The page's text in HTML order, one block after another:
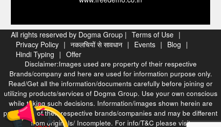
All rights reserved by Dogma Group | Terms of Use |
Privacy Policy | नकलचियों से सावधान | Events | Blog |
Hindi Typing | Offer
Disclaimer:Images used are property of their respective
Brands/company and here are used for information purpose only.
Read/Get all the information/documents carefully before joining or
utilizing products/services of Dogma Group. Use your own conscious
while taking such decisions. Information/images shown herein are
properties of their respective brands/companies and may be different
from originals/ Incomplete. For info/T&C please visit